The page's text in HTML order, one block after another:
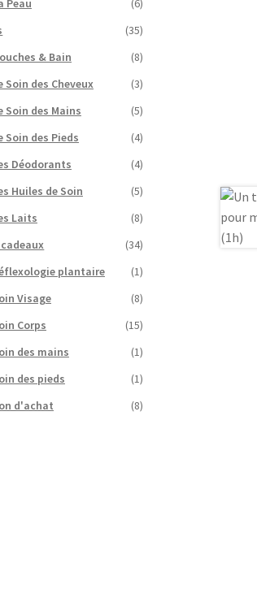
Peau
(6)
(35)
& Bain
(8)
Soin des Cheveux
(3)
Soin des Mains
(5)
Soin des Pieds
(4)
Déodorants
(4)
Huiles de Soin
(5)
Laits
(8)
(34)
plantaire
(1)
Visage
(8)
Corps
(15)
des mains
(1)
des pieds
(1)
d'achat
(8)